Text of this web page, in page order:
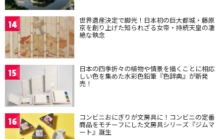
14 世界遺産決定で脚光！日本初の巨大都城・藤原
京を創り上げた知られざる女帝・持統天皇の凄
絶な執念
15 日本の四季折々の植物や情景を描くことに相応
しい色を集めた水彩色鉛筆『色辞典』が新発
売！
16 コンビニおにぎりが文房具に！コンビニの定番
商品をモチーフにした文房具シリーズ『ジムマ
ート』誕生